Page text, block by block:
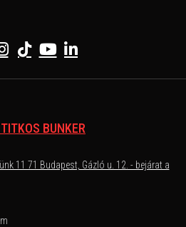
BUNKER
11 71 Budapest, Gázló u. 12. - bejárat a